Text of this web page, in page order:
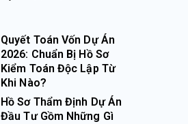
Quyết Toán Vốn Dự Án
2026: Chuẩn Bị Hồ Sơ
Kiểm Toán Độc Lập Từ
Khi Nào?
Hồ Sơ Thẩm Định Dự Án
Đầu Tư Gồm Những Gì